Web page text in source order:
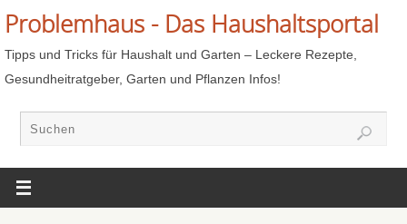
Problemhaus - Das Haushaltsportal
Tipps und Tricks für Haushalt und Garten – Leckere Rezepte,
Gesundheitratgeber, Garten und Pflanzen Infos!